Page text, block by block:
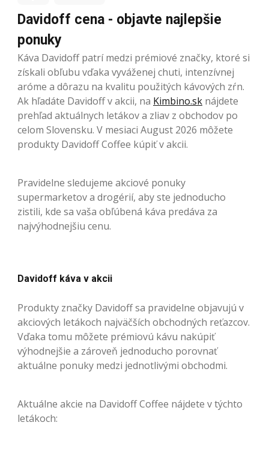
Davidoff cena - objavte najlepšie
ponuky
Káva Davidoff patrí medzi prémiové značky, ktoré si
získali obľubu vďaka vyváženej chuti, intenzívnej
aróme a dôrazu na kvalitu použitých kávových zŕn.
Ak hľadáte Davidoff v akcii, na Kimbino.sk nájdete
prehľad aktuálnych letákov a zliav z obchodov po
celom Slovensku. V mesiaci August 2026 môžete
produkty Davidoff Coffee kúpiť v akcii.
Pravidelne sledujeme akciové ponuky
supermarketov a drogérií, aby ste jednoducho
zistili, kde sa vaša obľúbená káva predáva za
najvýhodnejšiu cenu.
Davidoff káva v akcii
Produkty značky Davidoff sa pravidelne objavujú v
akciových letákoch najväčších obchodných reťazcov.
Vďaka tomu môžete prémiovú kávu nakúpiť
výhodnejšie a zároveň jednoducho porovnať
aktuálne ponuky medzi jednotlivými obchodmi.
Aktuálne akcie na Davidoff Coffee nájdete v týchto
letákoch: